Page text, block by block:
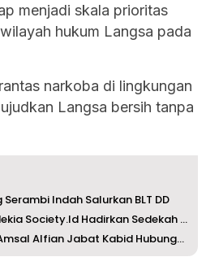
menjadi skala prioritas
hukum Langsa pada
narkoba di lingkungan
Langsa bersih tanpa
Indah Salurkan BLT DD
Society.Id Hadirkan Sedekah ...
Reshuffle Kepengurusan, Amsal Alfian Jabat Kabid Hubungan...